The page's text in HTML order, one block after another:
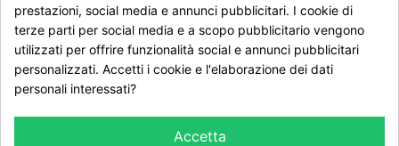
Traccia stato del recesso
NEWSLETTER
prestazioni, social media e annunci pubblicitari. I cookie di
terze parti per social media e a scopo pubblicitario vengono
utilizzati per offrire funzionalità social e annunci pubblicitari
personalizzati. Accetti i cookie e l'elaborazione dei dati
personali interessati?
Accetta